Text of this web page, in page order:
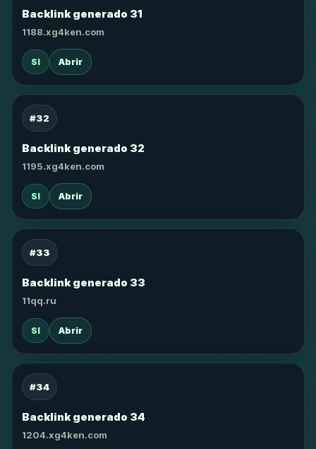
Backlink generado 31
1188.xg4ken.com
SI Abrir
#32
Backlink generado 32
1195.xg4ken.com
SI Abrir
#33
Backlink generado 33
11qq.ru
SI Abrir
#34
Backlink generado 34
1204.xg4ken.com